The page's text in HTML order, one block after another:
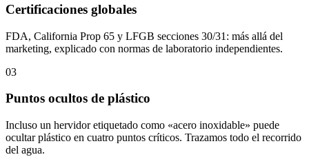
Certificaciones globales
FDA, California Prop 65 y LFGB secciones 30/31: más allá del
marketing, explicado con normas de laboratorio independientes.
03
Puntos ocultos de plástico
Incluso un hervidor etiquetado como «acero inoxidable» puede
ocultar plástico en cuatro puntos críticos. Trazamos todo el recorrido
del agua.